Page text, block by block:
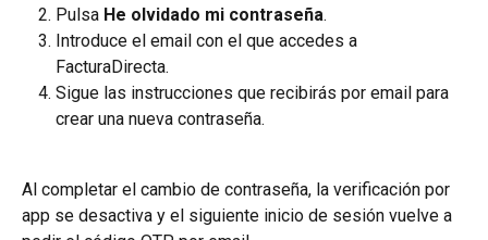
Pulsa He olvidado mi contraseña.
Introduce el email con el que accedes a
FacturaDirecta.
Sigue las instrucciones que recibirás por email para
crear una nueva contraseña.
Al completar el cambio de contraseña, la verificación por
app se desactiva y el siguiente inicio de sesión vuelve a